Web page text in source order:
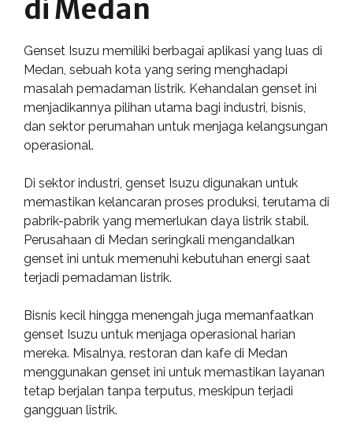
di Medan
Genset Isuzu memiliki berbagai aplikasi yang luas di
Medan, sebuah kota yang sering menghadapi
masalah pemadaman listrik. Kehandalan genset ini
menjadikannya pilihan utama bagi industri, bisnis,
dan sektor perumahan untuk menjaga kelangsungan
operasional.
Di sektor industri, genset Isuzu digunakan untuk
memastikan kelancaran proses produksi, terutama di
pabrik-pabrik yang memerlukan daya listrik stabil.
Perusahaan di Medan seringkali mengandalkan
genset ini untuk memenuhi kebutuhan energi saat
terjadi pemadaman listrik.
Bisnis kecil hingga menengah juga memanfaatkan
genset Isuzu untuk menjaga operasional harian
mereka. Misalnya, restoran dan kafe di Medan
menggunakan genset ini untuk memastikan layanan
tetap berjalan tanpa terputus, meskipun terjadi
gangguan listrik.